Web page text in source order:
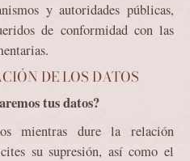
y autoridades públicas,
de conformidad con las
DE LOS DATOS
tus datos?
mientras dure la relación
su supresión, así como el